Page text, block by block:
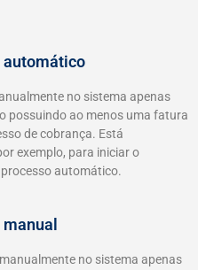
automático
no sistema apenas
possuindo ao menos uma fatura
de cobrança. Está
exemplo, para iniciar o
automático.
no sistema apenas